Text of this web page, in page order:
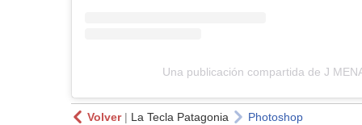
Una publicación compartida de J
Volver| La Tecla Patagonia Photoshop